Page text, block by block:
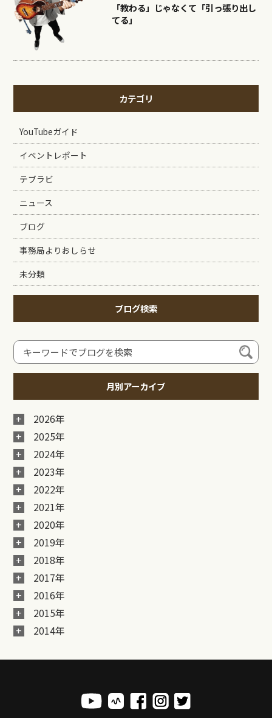
「教わる」じゃなくて「引っ張り出し
てる」
カテゴリ
YouTubeガイド
イベントレポート
テブラビ
ニュース
ブログ
事務局よりおしらせ
未分類
ブログ検索
月別アーカイブ
2026年
2025年
2024年
2023年
2022年
2021年
2020年
2019年
2018年
2017年
2016年
2015年
2014年